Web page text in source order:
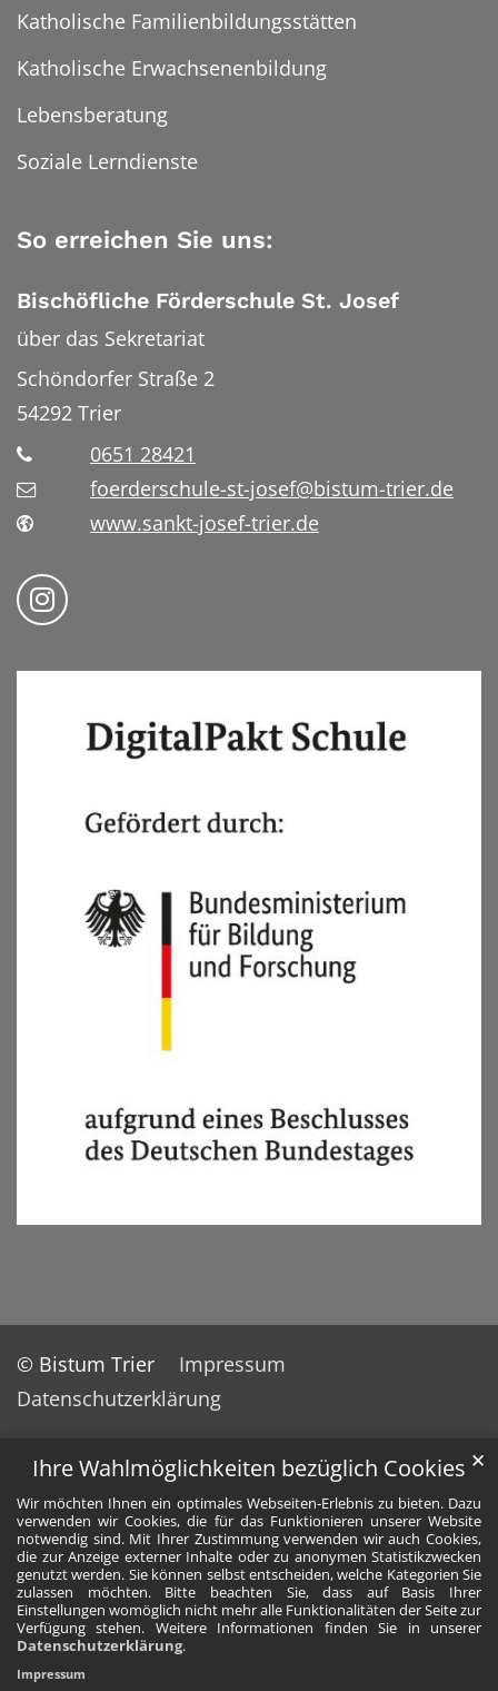
Ihre Wahlmöglichkeiten bezüglich Cookies
Wir möchten Ihnen ein optimales Webseiten-Erlebnis zu bieten. Dazu
verwenden wir Cookies, die für das Funktionieren unserer Website
notwendig sind. Mit Ihrer Zustimmung verwenden wir auch Cookies,
die zur Anzeige externer Inhalte oder zu anonymen Statistikzwecken
genutzt werden. Sie können selbst entscheiden, welche Kategorien Sie
zulassen möchten. Bitte beachten Sie, dass auf Basis Ihrer
Einstellungen womöglich nicht mehr alle Funktionalitäten der Seite zur
Verfügung stehen. Weitere Informationen finden Sie in unserer
Datenschutzerklärung.
✕
Impressum
Katholische Familienbildungsstätten
Katholische Erwachsenenbildung
Lebensberatung
Soziale Lerndienste
So erreichen Sie uns:
Bischöfliche Förderschule St. Josef
über das Sekretariat
Schöndorfer Straße 2
54292 Trier
0651 28421
foerderschule-st-josef@bistum-trier.de
www.sankt-josef-trier.de
Folge uns auf Instragram
© Bistum Trier
Impressum
Datenschutzerklärung